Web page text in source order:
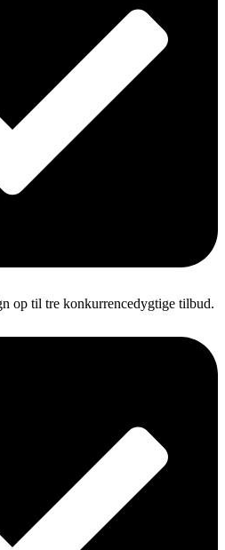
op til tre konkurrencedygtige tilbud.